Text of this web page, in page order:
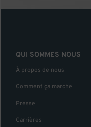
QUI SOMMES NOUS
À propos de nous
Comment ça marche
Presse
Carrières